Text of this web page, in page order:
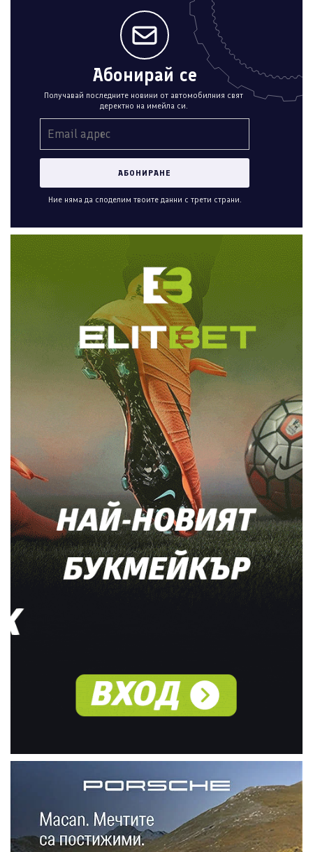
Абонирай се
Получавай последните новини от автомобилния свят
деректно на имейла си.
Ние няма да споделим твоите данни с трети страни.